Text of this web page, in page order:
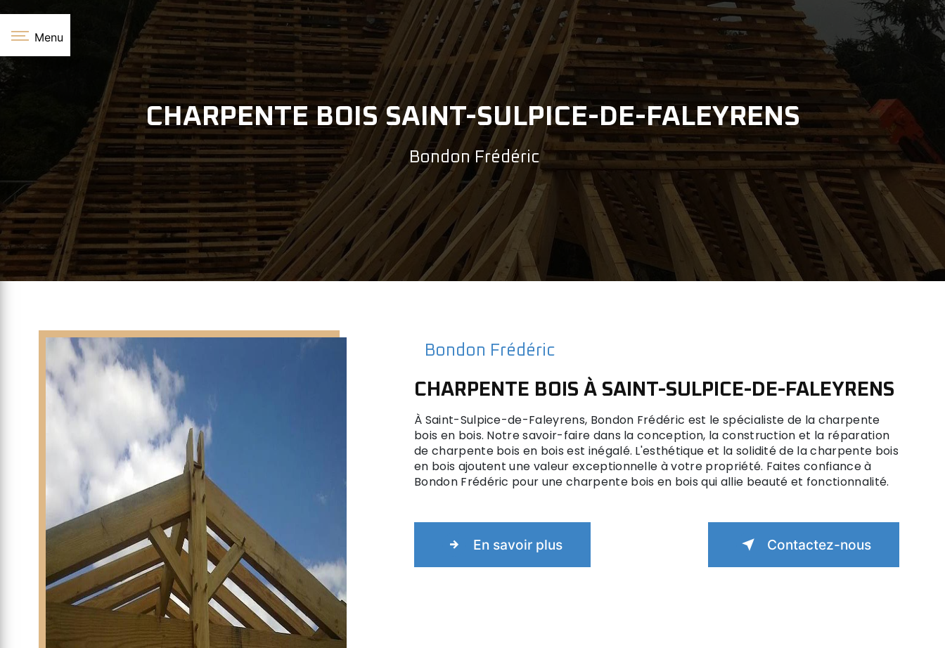
Menu
CHARPENTE BOIS SAINT-SULPICE-DE-FALEYRENS
Bondon Frédéric
Bondon Frédéric
CHARPENTE BOIS À SAINT-SULPICE-DE-FALEYRENS
À Saint-Sulpice-de-Faleyrens, Bondon Frédéric est le spécialiste de la charpente
bois en bois. Notre savoir-faire dans la conception, la construction et la réparation
de charpente bois en bois est inégalé. L'esthétique et la solidité de la charpente bois
en bois ajoutent une valeur exceptionnelle à votre propriété. Faites confiance à
Bondon Frédéric pour une charpente bois en bois qui allie beauté et fonctionnalité.
En savoir plus Contactez-nous
Panneau de gestion des cookies